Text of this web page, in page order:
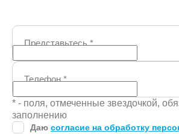
Представьтесь*
Телефон*
* - поля, отмеченные звездочкой,
заполнению
Даю согласие на обработку